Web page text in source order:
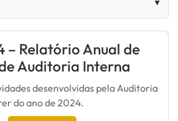
– Relatório Anual de
Auditoria Interna
desenvolvidas pela Auditoria
do ano de 2024.